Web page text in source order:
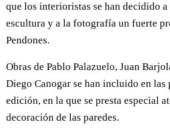
que los interioristas se han decidido a
escultura y a la fotografía un fuerte
Pendones.
Obras de Pablo Palazuelo, Juan
Diego Canogar se han incluido en las
edición, en la que se presta especial
decoración de las paredes.